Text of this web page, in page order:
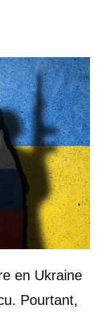
en Ukraine
Pourtant,